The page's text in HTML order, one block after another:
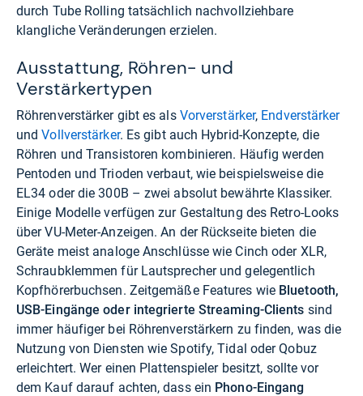
durch Tube Rolling tatsächlich nachvollziehbare
klangliche Veränderungen erzielen.
Ausstattung, Röhren- und
Verstärkertypen
Röhrenverstärker gibt es als Vorverstärker, Endverstärker
undVollverstärker. Es gibt auch Hybrid-Konzepte, die
Röhren und Transistoren kombinieren. Häufig werden
Pentoden und Trioden verbaut, wie beispielsweise die
EL34 oder die 300B – zwei absolut bewährte Klassiker.
Einige Modelle verfügen zur Gestaltung des Retro-Looks
über VU-Meter-Anzeigen. An der Rückseite bieten die
Geräte meist analoge Anschlüsse wie Cinch oder XLR,
Schraubklemmen für Lautsprecher und gelegentlich
Kopfhörerbuchsen. Zeitgemäße Features wie Bluetooth,
USB-Eingänge oder integrierte Streaming-Clients sind
immer häufiger bei Röhrenverstärkern zu finden, was die
Nutzung von Diensten wie Spotify, Tidal oder Qobuz
erleichtert. Wer einen Plattenspieler besitzt, sollte vor
dem Kauf darauf achten, dass ein Phono-Eingang